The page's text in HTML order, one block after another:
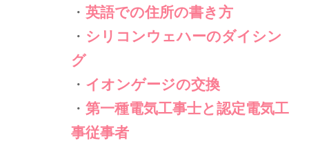
・英語での住所の書き方
・ シリコンウェハーのダイシン
グ
・ イオンゲージの交換
・第一種電気工事士と認定電気工
事従事者